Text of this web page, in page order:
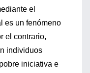
el
es un fenómeno
el contrario,
individuos
iniciativa e